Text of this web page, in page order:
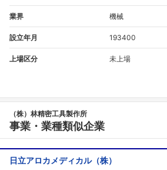
業界 機械
設立年月 193400
上場区分 未上場
（株）林精密工具製作所
事業・業種類似企業
日立アロカメディカル（株）